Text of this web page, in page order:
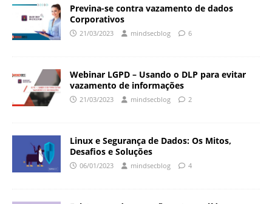
Previna-se contra vazamento de dados
Corporativos
21/03/2023 mindsecblog 6
Webinar LGPD – Usando o DLP para evitar
vazamento de informações
21/03/2023 mindsecblog 2
Linux e Segurança de Dados: Os Mitos,
Desafios e Soluções
06/01/2023 mindsecblog 4